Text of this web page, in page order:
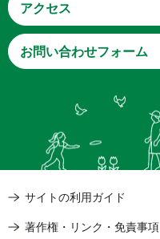
アクセス
サイトの利用ガイド
著作権・リンク・免責事項